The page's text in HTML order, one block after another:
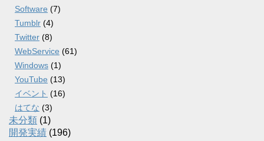
Software (7)
Tumblr (4)
Twitter (8)
WebService (61)
Windows (1)
YouTube (13)
イベント (16)
はてな (3)
未分類 (1)
開発実績 (196)